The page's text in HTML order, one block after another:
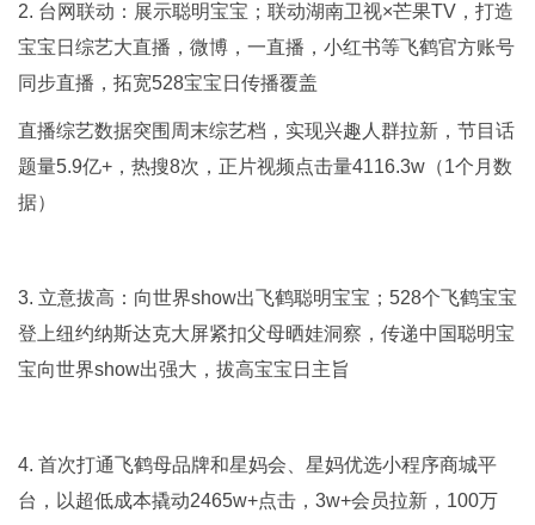
2. 台网联动：展示聪明宝宝；联动湖南卫视×芒果TV，打造
宝宝日综艺大直播，微博，一直播，小红书等飞鹤官方账号
同步直播，拓宽528宝宝日传播覆盖
直播综艺数据突围周末综艺档，实现兴趣人群拉新，节目话
题量5.9亿+，热搜8次，正片视频点击量4116.3w（1个月数
据）
3. 立意拔高：向世界show出飞鹤聪明宝宝；528个飞鹤宝宝
登上纽约纳斯达克大屏紧扣父母晒娃洞察，传递中国聪明宝
宝向世界show出强大，拔高宝宝日主旨
4. 首次打通飞鹤母品牌和星妈会、星妈优选小程序商城平
台，以超低成本撬动2465w+点击，3w+会员拉新，100万